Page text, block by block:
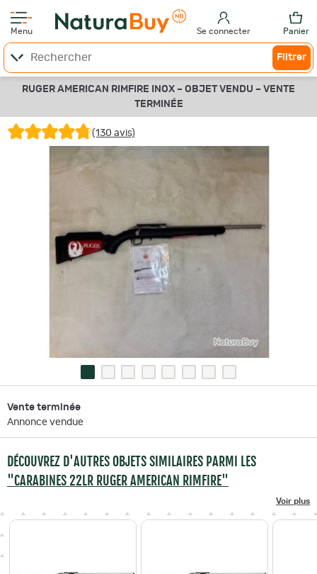
Menu Se connecter Panier
Filtrer
RUGER AMERICAN RIMFIRE INOX – OBJET VENDU – VENTE
TERMINÉE
(130 avis)
Vente terminée
Annonce vendue
DÉCOUVREZ D'AUTRES OBJETS SIMILAIRES PARMI LES
"CARABINES 22LR RUGER AMERICAN RIMFIRE"
Voir plus